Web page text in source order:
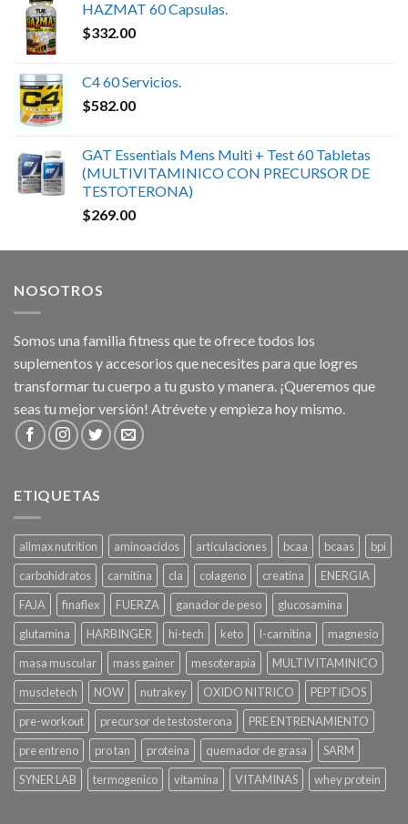
HAZMAT 60 Capsulas.
$332.00
C4 60 Servicios.
$582.00
GAT Essentials Mens Multi + Test 60 Tabletas
(MULTIVITAMINICO CON PRECURSOR DE
TESTOTERONA)
$269.00
NOSOTROS
Somos una familia fitness que te ofrece todos los
suplementos y accesorios que necesites para que logres
transformar tu cuerpo a tu gusto y manera. ¡Queremos que
seas tu mejor versión! Atrévete y empieza hoy mismo.
ETIQUETAS
allmax nutrition aminoacidos articulaciones bcaa bcaas
bpi
carbohidratos
carnitina cla colageno creatina
ENERGIA
FAJA
finaflex FUERZA ganador de peso
glucosamina
glutamina
HARBINGER hi-tech keto l-carnitina
magnesio
masa muscular
mass gainer mesoterapia
MULTIVITAMINICO
muscletech
NOW nutrakey OXIDO NITRICO
PEPTIDOS
pre-workout
precursor de testosterona
PRE ENTRENAMIENTO
pre entreno
pro tan proteina quemador de grasa
SARM
SYNER LAB
termogenico vitamina VITAMINAS whey protein